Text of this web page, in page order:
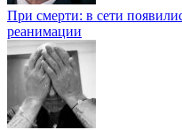
При смерти: в сети
реанимации